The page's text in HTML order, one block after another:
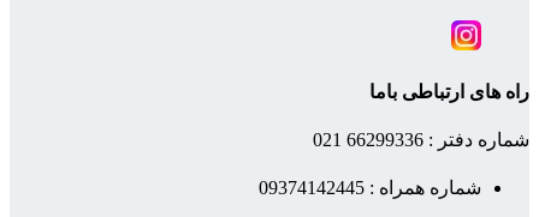
راه های ارتباطی باما
شماره دفتر : 66299336 021
شماره همراه : 09374142445